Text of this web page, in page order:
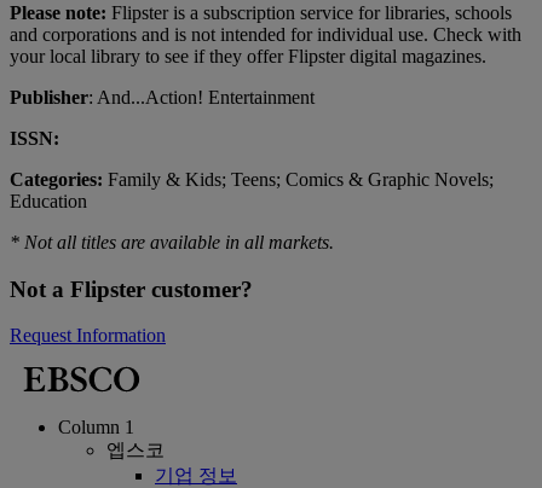
Please note: Flipster is a subscription service for libraries, schools
and corporations and is not intended for individual use. Check with
your local library to see if they offer Flipster digital magazines.
Publisher: And...Action! Entertainment
ISSN:
Categories: Family & Kids; Teens; Comics & Graphic Novels;
Education
* Not all titles are available in all markets.
Not a Flipster customer?
Request Information
Column 1
엡스코
기업 정보